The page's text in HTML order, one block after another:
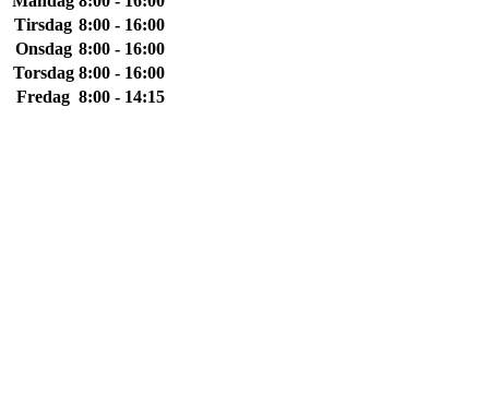
Tirsdag 8:00 - 16:00
Onsdag 8:00 - 16:00
Torsdag 8:00 - 16:00
Fredag 8:00 - 14:15